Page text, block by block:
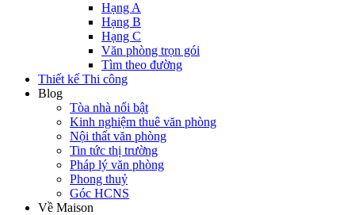
Hạng A
Hạng B
Hạng C
Văn phòng trọn gói
Tìm theo đường
Thiết kế Thi công
Blog
Tòa nhà nổi bật
Kinh nghiệm thuê văn phòng
Nội thất văn phòng
Tin tức thị trường
Pháp lý văn phòng
Phong thuỷ
Góc HCNS
Về Maison